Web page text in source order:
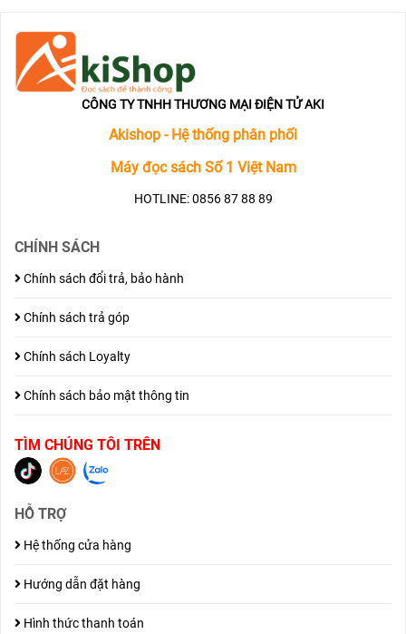
CÔNG TY TNHH THƯƠNG MẠI ĐIỆN TỬ AKI
Akishop - Hệ thống phân phối
Máy đọc sách Số 1 Việt Nam
HOTLINE: 0856 87 88 89
CHÍNH SÁCH
Chính sách đổi trả, bảo hành
Chính sách trả góp
Chính sách Loyalty
Chính sách bảo mật thông tin
TÌM CHÚNG TÔI TRÊN
HỖ TRỢ
Hệ thống cửa hàng
Hướng dẫn đặt hàng
Hình thức thanh toán